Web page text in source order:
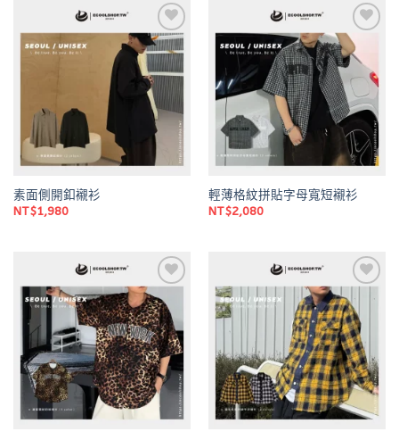
Add to
wishlist
素面側開釦襯衫
NT$1,980
Add to
wishlist
輕薄格紋拼貼字母寬短襯衫
NT$2,080
Add to
wishlist
Add to
wishlist